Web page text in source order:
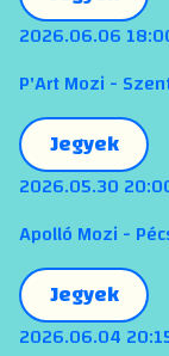
2026.06.06
P'Art Mozi -
Jegyek
2026.05.30
Apolló Mozi -
Jegyek
2026.06.04